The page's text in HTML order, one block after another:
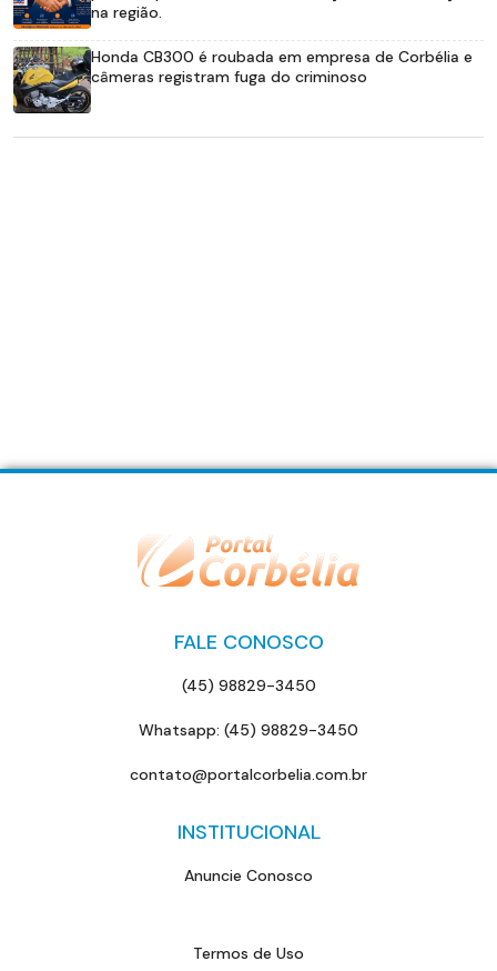
na região.
Honda CB300 é roubada em empresa de Corbélia e
câmeras registram fuga do criminoso
FALE CONOSCO
(45) 98829-3450
Whatsapp: (45) 98829-3450
contato@portalcorbelia.com.br
INSTITUCIONAL
Anuncie Conosco
Termos de Uso